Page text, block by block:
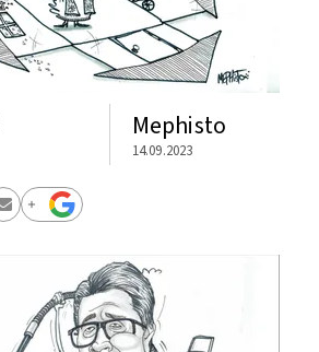
Mephisto
14.09.2023